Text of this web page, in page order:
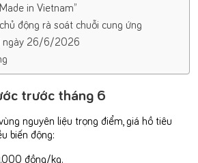
in Vietnam”
động rà soát chuỗi cung ứng
ngày 26/6/2026
trước tháng 6
nguyên liệu trọng điểm, giá hồ tiêu
biến động:
đồng/kg.